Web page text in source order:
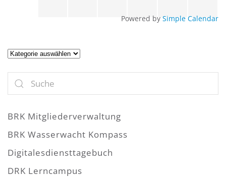
Powered by Simple Calendar
Artikel
BRK Mitgliederverwaltung
BRK Wasserwacht Kompass
Digitalesdiensttagebuch
DRK Lerncampus